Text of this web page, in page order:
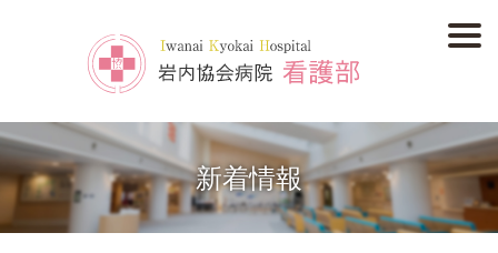
新着情報